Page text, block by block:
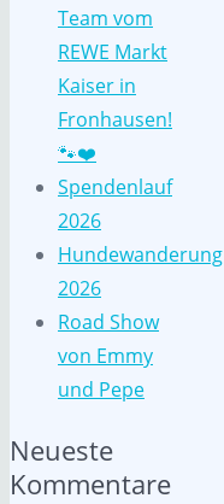
Team vom
REWE Markt
Kaiser in
Fronhausen!
🐾❤️
Spendenlauf
2026
Hundewanderung
2026
Road Show
von Emmy
und Pepe
Neueste
Kommentare